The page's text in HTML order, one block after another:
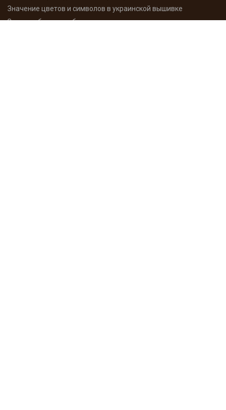
Значение цветов и символов в украинской вышивке
Заколки, бантики, ободки, резинки для волос своими руками.